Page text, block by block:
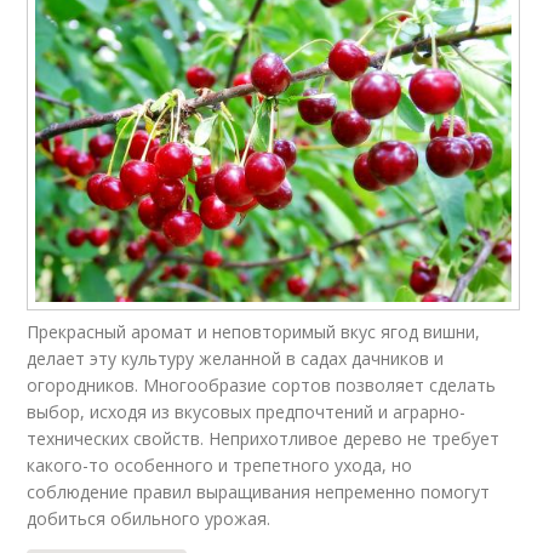
Прекрасный аромат и неповторимый вкус ягод вишни,
делает эту культуру желанной в садах дачников и
огородников. Многообразие сортов позволяет сделать
выбор, исходя из вкусовых предпочтений и аграрно-
технических свойств. Неприхотливое дерево не требует
какого-то особенного и трепетного ухода, но
соблюдение правил выращивания непременно помогут
добиться обильного урожая.